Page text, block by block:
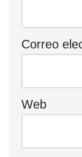
Correo
Web